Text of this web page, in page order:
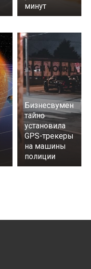
минут
Бизнесвумен
тайно
установила
GPS-трекеры
на машины
полиции